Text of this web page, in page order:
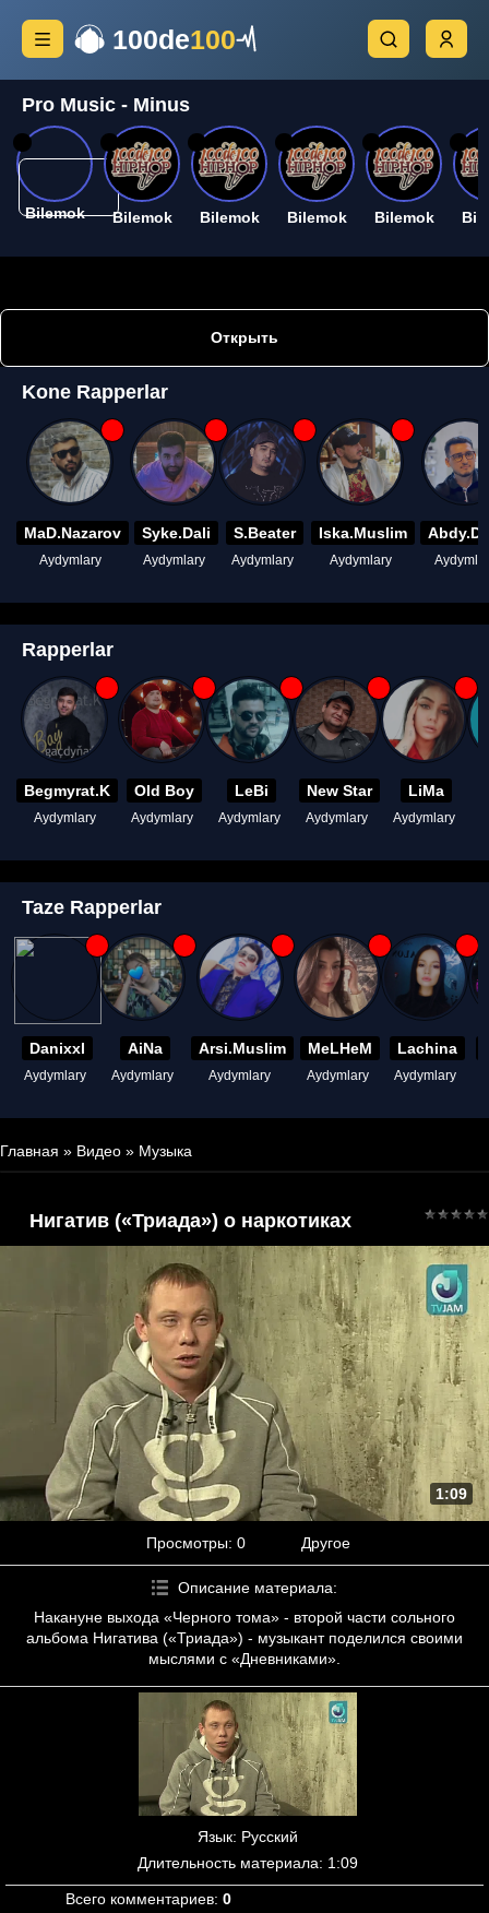
100de100
Pro Music - Minus
Bilemok Bilemok Bilemok Bilemok Bilemok
Открыть
Kone Rapperlar
MaD.Nazarov
Aydymlary
Syke.Dali
Aydymlary
S.Beater
Aydymlary
Iska.Muslim
Aydymlary
Rapperlar
Begmyrat.K
Aydymlary
Old Boy
Aydymlary
LeBi
Aydymlary
New Star
Aydymlary
LiMa
Aydymlary
Taze Rapperlar
Danixxl
Aydymlary
AiNa
Aydymlary
Arsi.Muslim
Aydymlary
MeLHeM
Aydymlary
Lachina
Aydymlary
Главная » Видео » Музыка
Нигатив («Триада») о наркотиках
1:09
Просмотры: 0 Другое
Описание материала:
Накануне выхода «Черного тома» - второй части сольного
альбома Нигатива («Триада») - музыкант поделился своими
мыслями с «Дневниками».
Язык: Русский
Длительность материала: 1:09
Всего комментариев: 0